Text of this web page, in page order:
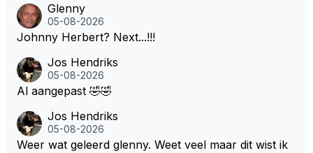
Glenny
05-08-2026
Johnny Herbert? Next...!!!
Jos Hendriks
05-08-2026
Al aangepast 🤣🤣
Jos Hendriks
05-08-2026
Weer wat geleerd glenny. Weet veel maar dit wist ik